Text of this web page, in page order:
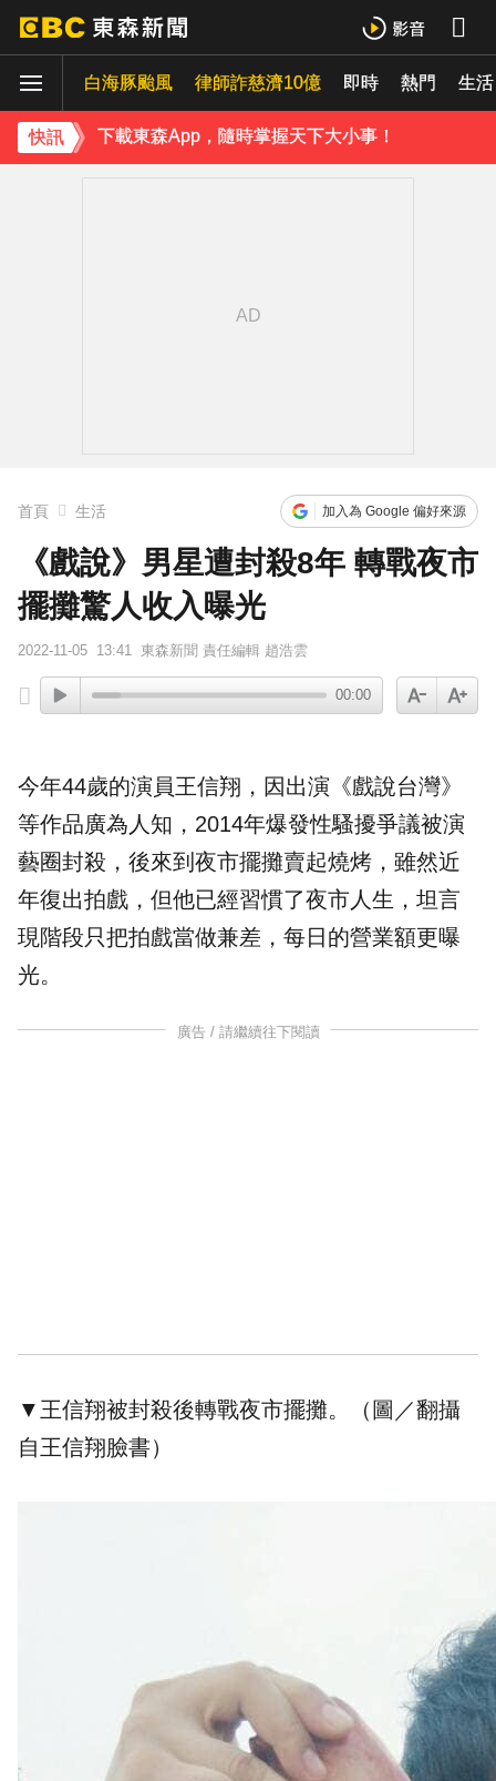
白海豚颱風 律師詐慈濟10億 即時 熱門 生活
快訊 下載東森App，隨時掌握天下大小事！
首頁 生活 加入為 Google 偏好來源
《戲說》男星遭封殺8年 轉戰夜市
擺攤驚人收入曝光
2022-11-05 13:41 東森新聞 責任編輯 趙浩雲
00:00
今年44歲的演員王信翔 ，因出演《戲說台灣》
等作品廣為人知，2014年爆發性騷擾爭議被演
藝圈封殺 ，後來到 夜市擺攤賣起燒烤，雖然近
年復出拍戲，但他已經習慣了夜市人生，坦言
現階段只把拍戲當做兼差，每日的營業額更曝
光。
廣告 / 請繼續往下閱讀
▼王信翔被封殺後轉戰夜市擺攤。（圖／翻攝
自王信翔臉書）